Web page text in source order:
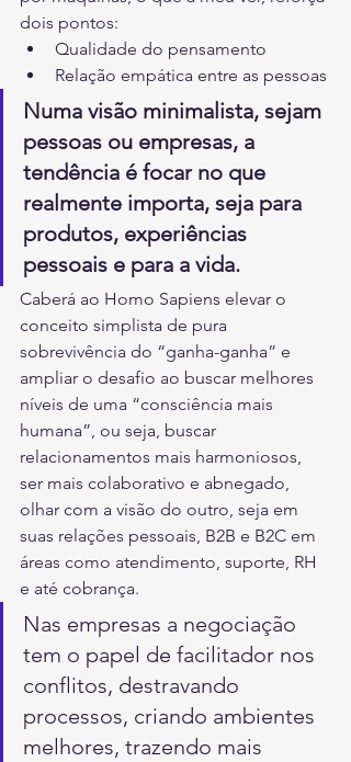
dois pontos:
Qualidade do pensamento
Relação empática entre as pessoas
Numa visão minimalista, sejam
pessoas ou empresas, a
tendência é focar no que
realmente importa, seja para
produtos, experiências
pessoais e para a vida.
Caberá ao Homo Sapiens elevar o
conceito simplista de pura
sobrevivência do “ganha-ganha” e
ampliar o desafio ao buscar melhores
níveis de uma “consciência mais
humana”, ou seja, buscar
relacionamentos mais harmoniosos,
ser mais colaborativo e abnegado,
olhar com a visão do outro, seja em
suas relações pessoais, B2B e B2C em
áreas como atendimento, suporte, RH
e até cobrança.
Nas empresas a negociação
tem o papel de facilitador nos
conflitos, destravando
processos, criando ambientes
melhores, trazendo mais